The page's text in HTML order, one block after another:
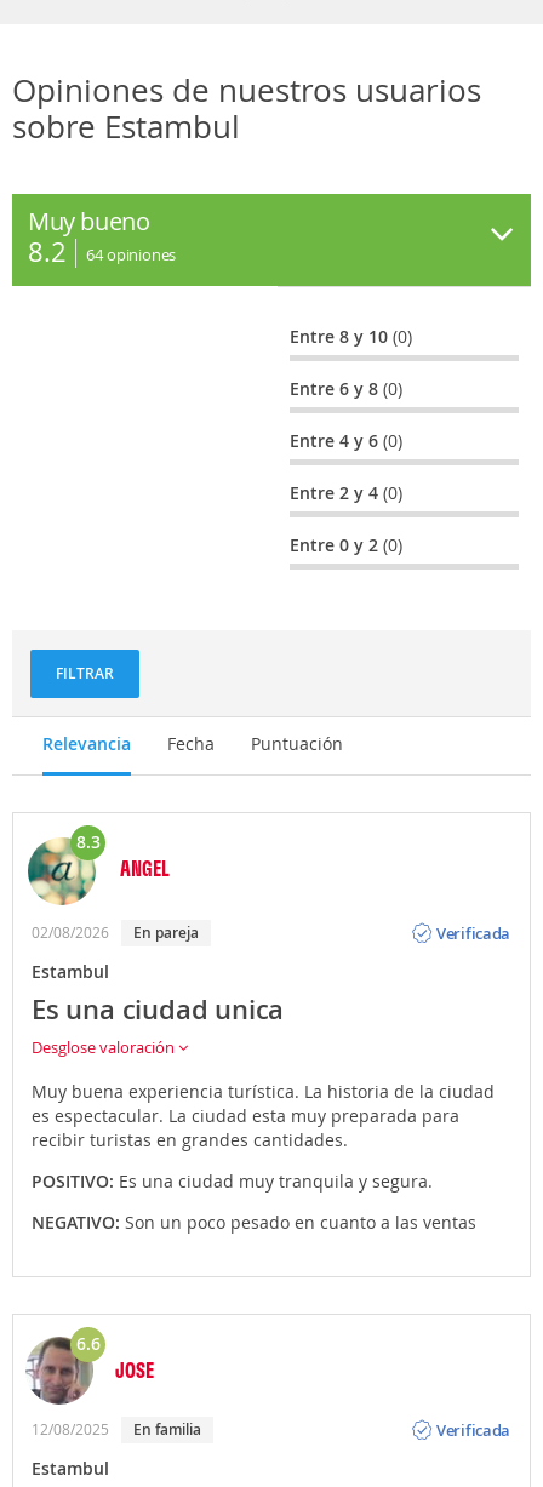
Opiniones de nuestros usuarios
sobre Estambul
Muy bueno
8.2 64opiniones
Entre 8 y 10(0)
Entre 6 y 8(0)
Entre 4 y 6(0)
Entre 2 y 4(0)
Entre 0 y 2(0)
FILTRAR
Relevancia Fecha Puntuación
8.3
ANGEL
02/08/2026 En pareja
Verificada
Estambul
Es una ciudad unica
Desglose valoración
Muy buena experiencia turística. La historia de la ciudad
es espectacular. La ciudad esta muy preparada para
recibir turistas en grandes cantidades.
POSITIVO: Es una ciudad muy tranquila y segura.
NEGATIVO: Son un poco pesado en cuanto a las ventas
6.6
JOSE
12/08/2025 En familia
Verificada
Estambul